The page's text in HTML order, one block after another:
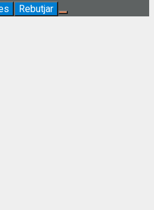
Rebutjar